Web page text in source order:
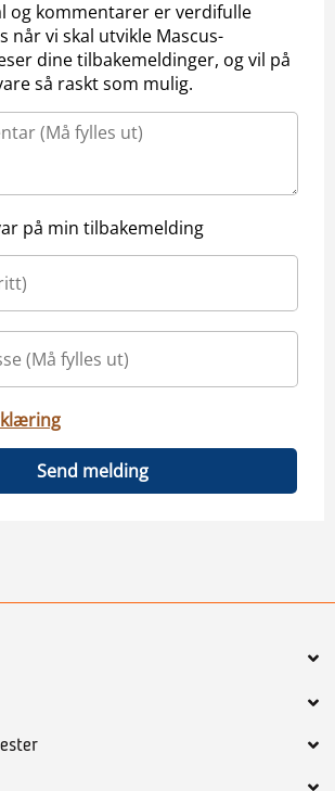
og kommentarer er verdifulle
når vi skal utvikle Mascus-
dine tilbakemeldinger, og vil på
så raskt som mulig.
på min tilbakemelding
Send melding